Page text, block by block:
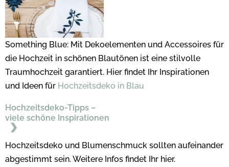
Something Blue: Mit Dekoelementen und Accessoires für
die Hochzeit in schönen Blautönen ist eine stilvolle
Traumhochzeit garantiert. Hier findet Ihr Inspirationen
und Ideen für Hochzeitsdeko in Blau
Hochzeitsdeko-Tipps –
viele schöne Inspirationen
Hochzeitsdeko und Blumenschmuck sollten aufeinander
abgestimmt sein. Weitere Infos findet Ihr hier.